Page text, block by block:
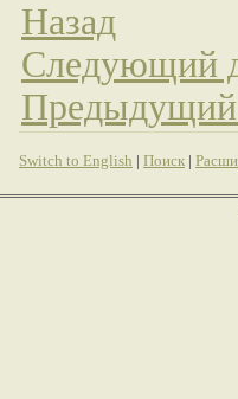
Назад
Следующий
Switch to English | Поиск |